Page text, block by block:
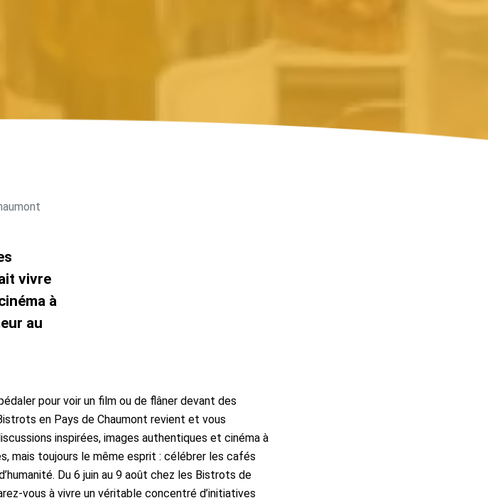
vivre
à
au
pour voir un film ou de flâner devant des
en Pays de Chaumont revient et vous
inspirées, images authentiques et cinéma à
mais toujours le même esprit : célébrer les cafés
Du 6 juin au 9 août chez les Bistrots de
vous à vivre un véritable concentré d’initiatives